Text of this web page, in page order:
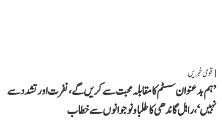
قومی خبریں
’ہم بدعنوان سسٹم کا مقابلہ محبت سے کریں گے، نفرت اور تشدد سے
نہیں‘، راہل گاندھی کا طلبا و نوجوانوں سے خطاب